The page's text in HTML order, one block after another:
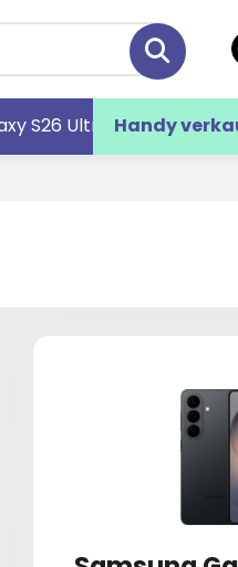
Handy
S26 Ultra Galaxy